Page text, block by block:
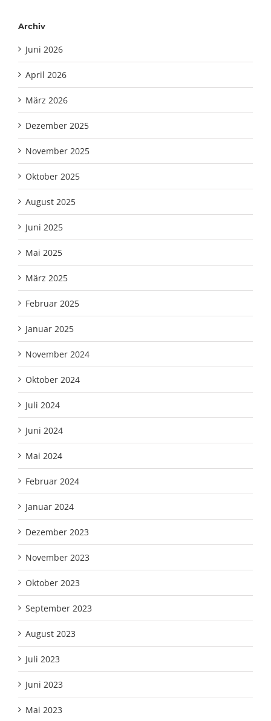
Archiv
Juni 2026
April 2026
März 2026
Dezember 2025
November 2025
Oktober 2025
August 2025
Juni 2025
Mai 2025
März 2025
Februar 2025
Januar 2025
November 2024
Oktober 2024
Juli 2024
Juni 2024
Mai 2024
Februar 2024
Januar 2024
Dezember 2023
November 2023
Oktober 2023
September 2023
August 2023
Juli 2023
Juni 2023
Mai 2023